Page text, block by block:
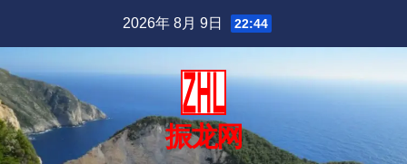
内
容
2026年 8月 9日 22:44
振龙网